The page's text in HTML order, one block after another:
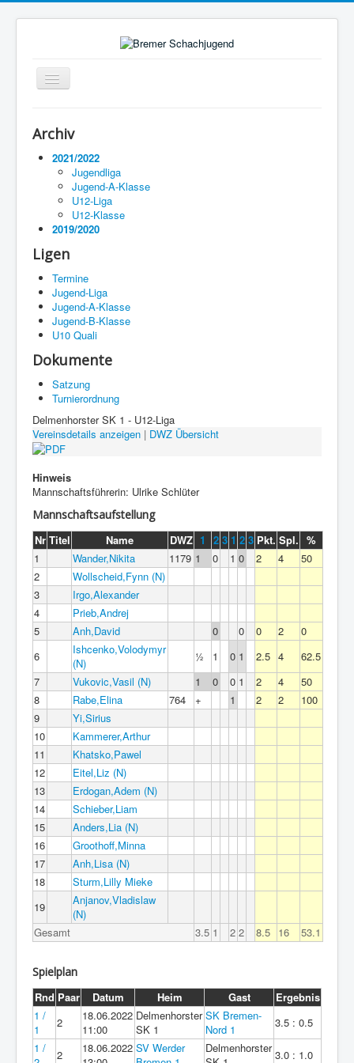
Navigation
an/aus
Termine
Impressum
Archiv
2021/2022
Jugendliga
Jugend-A-Klasse
U12-Liga
U12-Klasse
2019/2020
Ligen
Termine
Jugend-Liga
Jugend-A-Klasse
Jugend-B-Klasse
U10 Quali
Dokumente
Satzung
Turnierordnung
Delmenhorster SK 1 - U12-Liga
Vereinsdetails anzeigen | DWZ Übersicht
Hinweis
Mannschaftsführerin: Ulrike Schlüter
Mannschaftsaufstellung
Nr Titel Name DWZ 1 2 3 1 2 3 Pkt. Spl. %
1
Wander,Nikita 1179 1 0 1 0 2 4
50
2
Wollscheid,Fynn (N)
3
Irgo,Alexander
4
Prieb,Andrej
5
Anh,David 0 0 0 2
0
6
Ishcenko,Volodymyr
(N)
½ 1 0 1 2.5 4
62.5
7
Vukovic,Vasil (N) 1 0 0 1 2 4
50
8
Rabe,Elina 764 + 1 2 2
100
9
Yi,Sirius
10
Kammerer,Arthur
11
Khatsko,Pawel
12
Eitel,Liz (N)
13
Erdogan,Adem (N)
14
Schieber,Liam
15
Anders,Lia (N)
16
Groothoff,Minna
17
Anh,Lisa (N)
18
Sturm,Lilly Mieke
19
Anjanov,Vladislaw
(N)
Gesamt
3.5 1 2 2 8.5 16 53.1
Spielplan
Rnd Paar Datum Heim Gast
Ergebnis
1 /
1
2
18.06.2022
11:00
Delmenhorster
SK 1
SK Bremen-
Nord 1
3.5 : 0.5
1 /
2
18.06.2022 SV Werder
Delmenhorster 3.0 : 1.0